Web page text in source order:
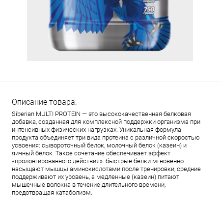
Описание товара:
Siberian MULTI PROTEIN — это высококачественная белковая
добавка, созданная для комплексной поддержки организма при
интенсивных физических нагрузках. Уникальная формула
продукта объединяет три вида протеина с различной скоростью
усвоения: сывороточный белок, молочный белок (казеин) и
яичный белок. Такое сочетание обеспечивает эффект
«пролонгированного действия»: быстрые белки мгновенно
насыщают мышцы аминокислотами после тренировки, средние
поддерживают их уровень, а медленные (казеин) питают
мышечные волокна в течение длительного времени,
предотвращая катаболизм.